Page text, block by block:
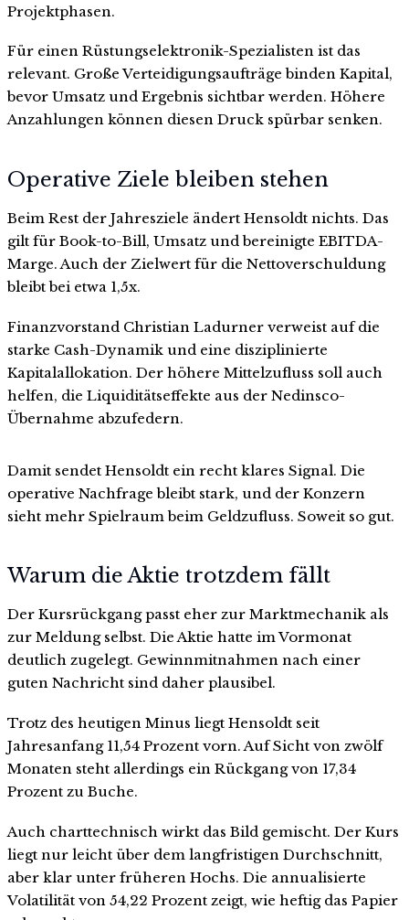
Projektphasen.
Für einen Rüstungselektronik-Spezialisten ist das
relevant. Große Verteidigungsaufträge binden Kapital,
bevor Umsatz und Ergebnis sichtbar werden. Höhere
Anzahlungen können diesen Druck spürbar senken.
Operative Ziele bleiben stehen
Beim Rest der Jahresziele ändert Hensoldt nichts. Das
gilt für Book-to-Bill, Umsatz und bereinigte EBITDA-
Marge. Auch der Zielwert für die Nettoverschuldung
bleibt bei etwa 1,5x.
Finanzvorstand Christian Ladurner verweist auf die
starke Cash-Dynamik und eine disziplinierte
Kapitalallokation. Der höhere Mittelzufluss soll auch
helfen, die Liquiditätseffekte aus der Nedinsco-
Übernahme abzufedern.
Damit sendet Hensoldt ein recht klares Signal. Die
operative Nachfrage bleibt stark, und der Konzern
sieht mehr Spielraum beim Geldzufluss. Soweit so gut.
Warum die Aktie trotzdem fällt
Der Kursrückgang passt eher zur Marktmechanik als
zur Meldung selbst. Die Aktie hatte im Vormonat
deutlich zugelegt. Gewinnmitnahmen nach einer
guten Nachricht sind daher plausibel.
Trotz des heutigen Minus liegt Hensoldt seit
Jahresanfang 11,54 Prozent vorn. Auf Sicht von zwölf
Monaten steht allerdings ein Rückgang von 17,34
Prozent zu Buche.
Auch charttechnisch wirkt das Bild gemischt. Der Kurs
liegt nur leicht über dem langfristigen Durchschnitt,
aber klar unter früheren Hochs. Die annualisierte
Volatilität von 54,22 Prozent zeigt, wie heftig das Papier